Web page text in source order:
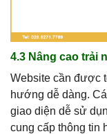
4.3 Nâng cao trải
Website cần được
hướng dễ dàng.
giao diện dễ sử
cung cấp thông tin